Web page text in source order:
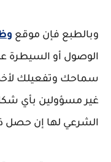
وبالطبع فإن موقع
الوصول أو السيطرة
سماحك وتفعيلك
غير مسؤولين بأي
الشرعي لها إن حصل